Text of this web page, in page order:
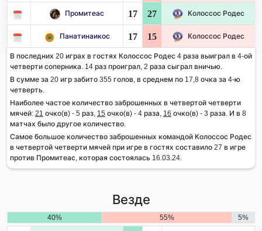
Промитеас 17 27 Колоссос Родес
Панатинаикос 17 15 Колоссос Родес
В последних 20 играх в гостях Колоссос Родес 4 раза выиграл в 4-ой
четверти соперника. 14 раз проиграл, 2 раза сыграл вничью.
В сумме за 20 игр забито 355 голов, в среднем по 17,8 очка за 4-ю
четверть.
Наиболее частое количество заброшенных в четвертой четверти
мячей: 21 очко(в) - 5 раз, 15 очко(в) - 4 раза, 16 очко(в) - 3 раза. И в 8
матчах было другое количество.
Самое большое количество заброшенных командой Колоссос Родес
в четвертой четверти мячей при игре в гостях составило 27 в игре
против Промитеас, которая состоялась 16.03.24.
Везде
40% 55% 5%